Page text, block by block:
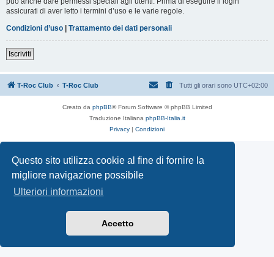
Questo sito utilizza cookie al fine di fornire la
migliore navigazione possibile
Ulteriori informazioni
Accetto
assicurati di aver letto i termini d’uso e le varie regole.
Condizioni d’uso | Trattamento dei dati personali
Iscriviti
T-Roc Club T-Roc Club Tutti gli orari sono UTC+02:00
Creato da phpBB® Forum Software © phpBB Limited
Traduzione Italiana phpBB-Italia.it
Privacy | Condizioni